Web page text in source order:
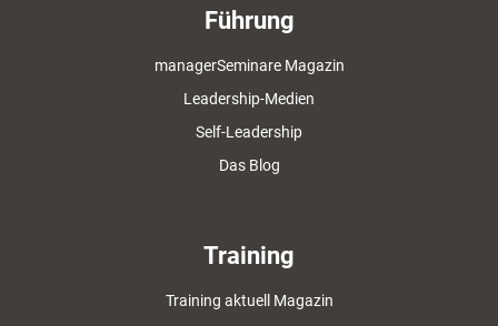
Führung
managerSeminare Magazin
Leadership-Medien
Self-Leadership
Das Blog
Training
Training aktuell Magazin